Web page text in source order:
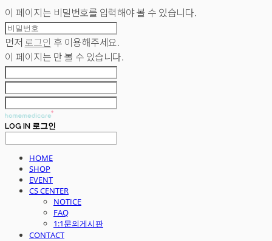
이 페이지는 비밀번호를 입력해야 볼 수 있습니다.
먼저 로그인 후 이용해주세요.
이 페이지는 만 볼 수 있습니다.
LOG IN 로그인
HOME
SHOP
EVENT
CS CENTER
NOTICE
FAQ
1:1문의게시판
CONTACT